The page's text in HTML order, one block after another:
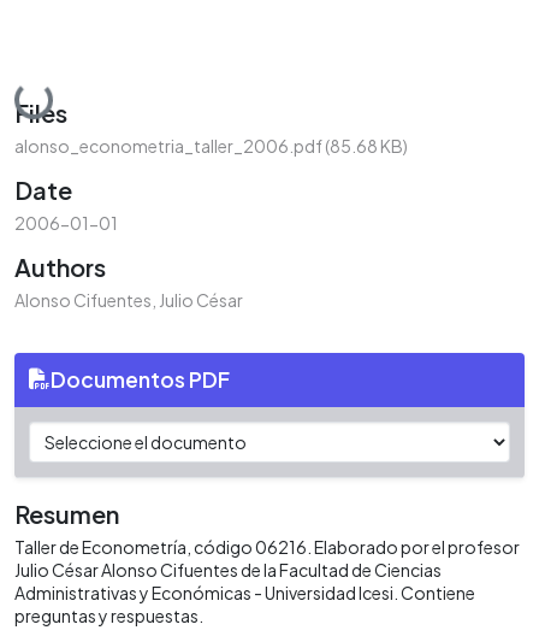
Loading...
Files
alonso_econometria_taller_2006.pdf(85.68 KB)
Date
2006-01-01
Authors
Alonso Cifuentes, Julio César
Documentos PDF
Resumen
Taller de Econometría, código 06216. Elaborado por el profesor
Julio César Alonso Cifuentes de la Facultad de Ciencias
Administrativas y Económicas - Universidad Icesi. Contiene
preguntas y respuestas.